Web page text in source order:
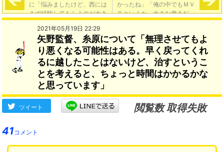
に「悩みましたけど、西には
まず経験してもらうのが大き
なところだったので、迷いま
したけど、あとは迷ってませ
ん」
かったね」「俺の中でもＭＶ
Ｐというか、大きな働きだっ
たと思っているけど」→
2021年05月19日 22:29
矢野監督、糸原について「無理させてもよ
り悪くなる可能性はある。早く戻ってくれ
るに越したことはないけど、治すというこ
とを考えると、ちょっと時間はかかるかな
と思っています」
ツイート
閲覧数 取得失敗
41コメント